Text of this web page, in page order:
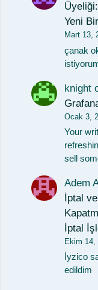
Yeni
Mart 13,
çanak
knight
Ocak 3,
Your
sell
Adem
İptal
İptal
Ekim 14,
İyzico
edildim